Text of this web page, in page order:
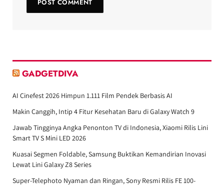
GADGETDIVA
AI Cinefest 2026 Himpun 1.111 Film Pendek Berbasis AI
Makin Canggih, Intip 4 Fitur Kesehatan Baru di Galaxy Watch 9
Jawab Tingginya Angka Penonton TV di Indonesia, Xiaomi Rilis Lini
Smart TV S Mini LED 2026
Kuasai Segmen Foldable, Samsung Buktikan Kemandirian Inovasi
Lewat Lini Galaxy Z8 Series
Super-Telephoto Nyaman dan Ringan, Sony Resmi Rilis FE 100-